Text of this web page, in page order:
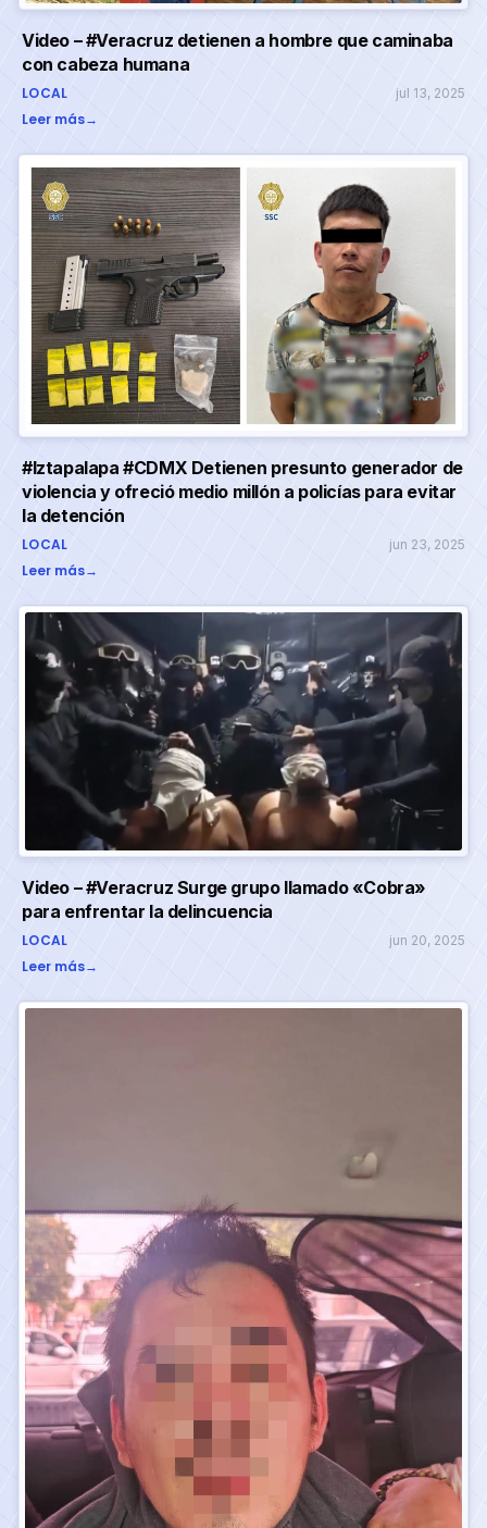
Video – #Veracruz detienen a hombre que caminaba
con cabeza humana
LOCAL jul 13, 2025
Leer más→
#Iztapalapa #CDMX Detienen presunto generador de
violencia y ofreció medio millón a policías para evitar
la detención
LOCAL jun 23, 2025
Leer más→
Video – #Veracruz Surge grupo llamado «Cobra»
para enfrentar la delincuencia
LOCAL jun 20, 2025
Leer más→